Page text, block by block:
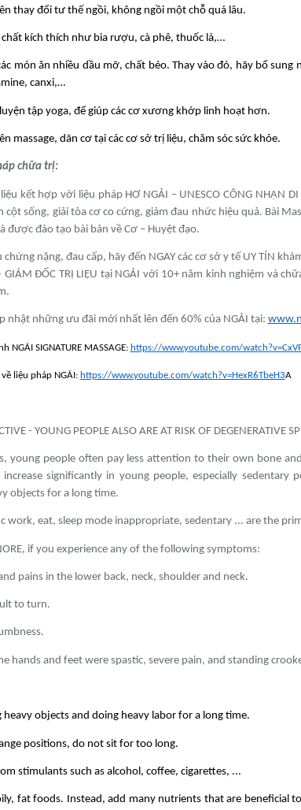
thay đổi tư thế ngồi, không ngồi một chỗ quá lâu.
chất kích thích như bia rượu, cà phê, thuốc lá,…
món ăn nhiều dầu mỡ, chất béo. Thay vào đó, hãy bổ
canxi,…
tập yoga, để giúp các cơ xương khớp linh hoạt hơn.
massage, dãn cơ tại các cơ sở trị liệu, chăm sóc sức khỏe.
chữa trị:
kết hợp với liệu pháp HƠ NGẢI – UNESCO CÔNG NHẬN
cột sống, giải tỏa cơ co cứng, giảm đau nhức hiệu quả. Bài
được đào tạo bài bản về Cơ – Huyệt đạo.
nặng, đau cấp, hãy đến NGAY các cơ sở y tế UY TÍN
- GIÁM ĐỐC TRỊ LIỆU tại NGẢI với 10+ năm kinh nghiệm và
nhật những ưu đãi mới nhất lên đến 60% của NGẢI tại:
NGẢI SIGNATURE MASSAGE: https://www.youtube.com/
liệu pháp NGẢI: https://www.youtube.com/watch?v=HexR6TbeH3A
- YOUNG PEOPLE ALSO ARE AT RISK OF DEGENERATIVE
young people often pay less attention to their own bone
significantly in young people, especially sedentary
objects for a long time.
work, eat, sleep mode inappropriate, sedentary ... are the
if you experience any of the following symptoms:
pains in the lower back, neck, shoulder and neck.
to turn.
hands and feet were spastic, severe pain, and standing
heavy objects and doing heavy labor for a long time.
positions, do not sit for too long.
stimulants such as alcohol, coffee, cigarettes, ...
fat foods. Instead, add many nutrients that are beneficial